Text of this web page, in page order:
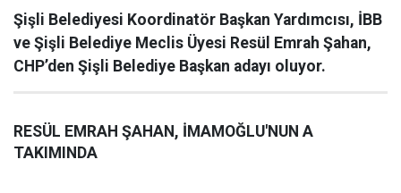
Şişli Belediyesi Koordinatör Başkan Yardımcısı, İBB
ve Şişli Belediye Meclis Üyesi Resül Emrah Şahan,
CHP’den Şişli Belediye Başkan adayı oluyor.
RESÜL EMRAH ŞAHAN, İMAMOĞLU'NUN A
TAKIMINDA